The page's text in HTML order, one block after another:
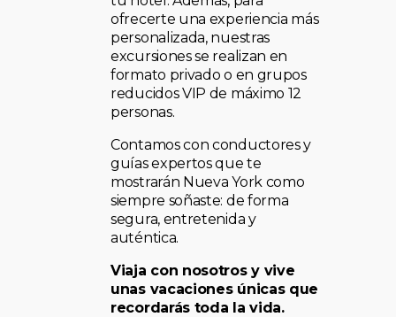
ofrecerte una experiencia más
personalizada, nuestras
excursiones se realizan en
formato privado o en grupos
reducidos VIP de máximo 12
personas.
Contamos con conductores y
guías expertos que te
mostrarán Nueva York como
siempre soñaste: de forma
segura, entretenida y
auténtica.
Viaja con nosotros y vive
unas vacaciones únicas que
recordarás toda la vida.